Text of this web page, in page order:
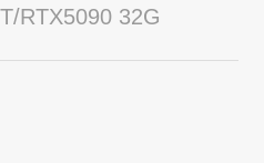
RTX5090 32G